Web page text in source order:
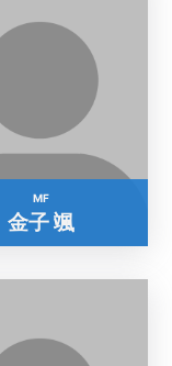
MF
金子 颯